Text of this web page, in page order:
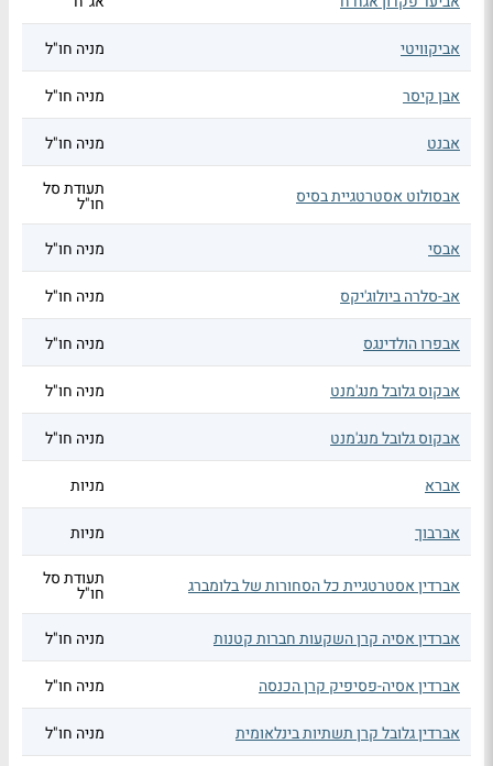
אביקוויטי מניה חו"ל
אבן קיסר מניה חו"ל
אבנט מניה חו"ל
אבסולוט אסטרטגיית בסיס תעודת סל
חו"ל
אבסי
מניה חו"ל
אב-סלרה ביולוג'יקס מניה חו"ל
אבפרו הולדינגס מניה חו"ל
אבקוס גלובל מנג'מנט מניה חו"ל
אבקוס גלובל מנג'מנט מניה חו"ל
אברא מניות
אברבוך מניות
אברדין אסטרטגיית כל הסחורות של בלומברג תעודת סל
חו"ל
אברדין אסיה קרן השקעות חברות קטנות
מניה חו"ל
אברדין אסיה-פסיפיק קרן הכנסה מניה חו"ל
אברדין גלובל קרן תשתיות בינלאומית מניה חו"ל